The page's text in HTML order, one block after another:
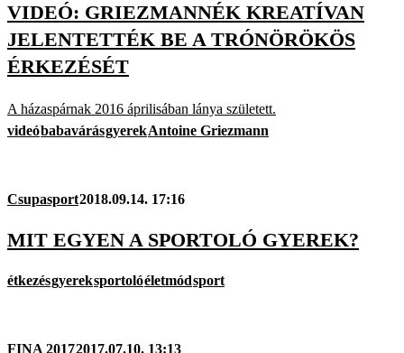
VIDEÓ: GRIEZMANNÉK KREATÍVAN
JELENTETTÉK BE A TRÓNÖRÖKÖS
ÉRKEZÉSÉT
A házaspárnak 2016 áprilisában lánya született.
videóbabavárásgyerekAntoine Griezmann
Csupasport2018.09.14. 17:16
MIT EGYEN A SPORTOLÓ GYEREK?
étkezésgyereksportolóéletmódsport
FINA 20172017.07.10. 13:13